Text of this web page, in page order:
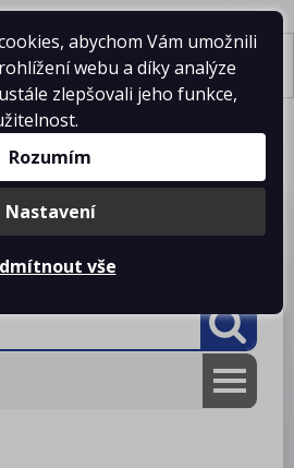
prázdný
firmě
Projekty kuchyní
Ke stažení
abychom Vám umožnili
webu a díky analýze
zlepšovali jeho funkce,
Rozumím
Nastavení
vše